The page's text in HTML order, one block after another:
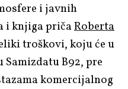
i javnih
i knjiga pričaRoberta
troškovi, koju će u
Samizdatu B92, pre
komercijalnog